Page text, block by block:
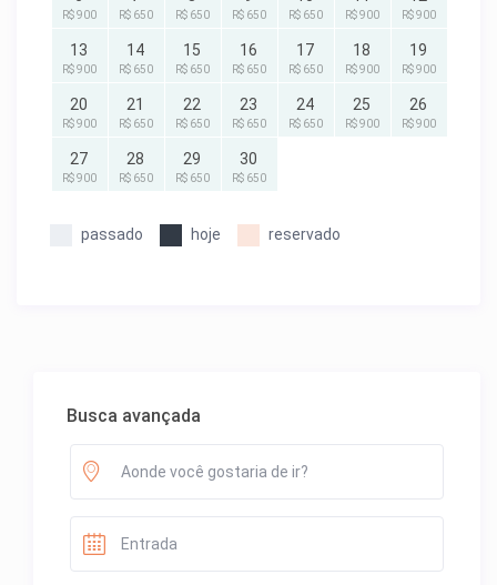
R$ 900 R$ 650 R$ 650 R$ 650 R$ 650 R$ 900 R$ 900
13
R$ 900
14
R$ 650
15
R$ 650
16
R$ 650
17
R$ 650
18
R$ 900
19
R$ 900
20
R$ 900
21
R$ 650
22
R$ 650
23
R$ 650
24
R$ 650
25
R$ 900
26
R$ 900
27
R$ 900
28
R$ 650
29
R$ 650
30
R$ 650
passado hoje reservado
Busca avançada